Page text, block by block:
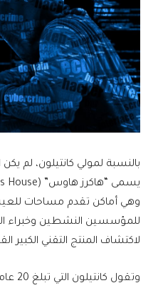
بالنسبة لمولي كانتيلون، لم
وهي أماكن تقدم مساحات
للمؤسسين النشطين وخبراء
لاكتشاف المنتج التقني الكبير